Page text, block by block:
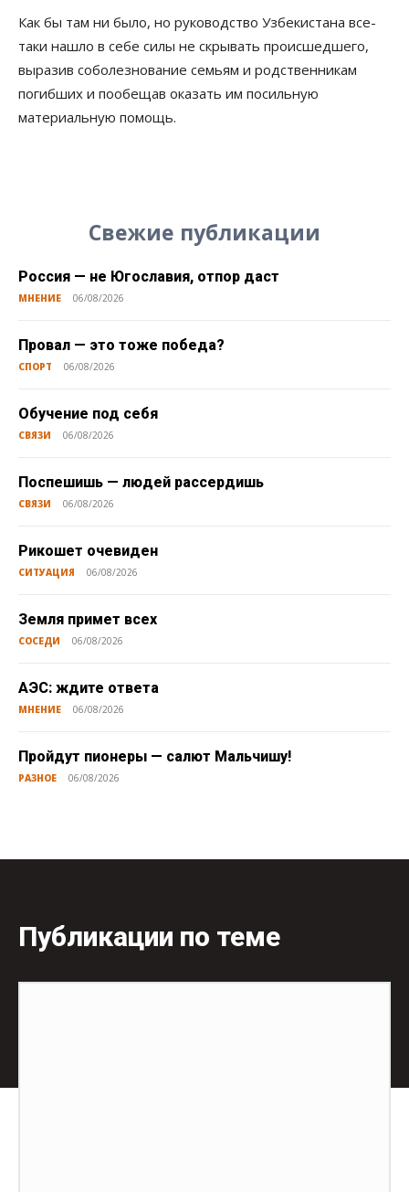
Как бы там ни было, но руководство Узбекистана все-
таки нашло в себе силы не скрывать происшедшего,
выразив соболезнование семьям и родственникам
погибших и пообещав оказать им посильную
материальную помощь.
Свежие публикации
Россия — не Югославия, отпор даст
МНЕНИЕ 06/08/2026
Провал — это тоже победа?
СПОРТ 06/08/2026
Обучение под себя
СВЯЗИ 06/08/2026
Поспешишь — людей рассердишь
СВЯЗИ 06/08/2026
Рикошет очевиден
СИТУАЦИЯ 06/08/2026
Земля примет всех
СОСЕДИ 06/08/2026
АЭС: ждите ответа
МНЕНИЕ 06/08/2026
Пройдут пионеры — салют Мальчишу!
РАЗНОЕ 06/08/2026
Публикации по теме